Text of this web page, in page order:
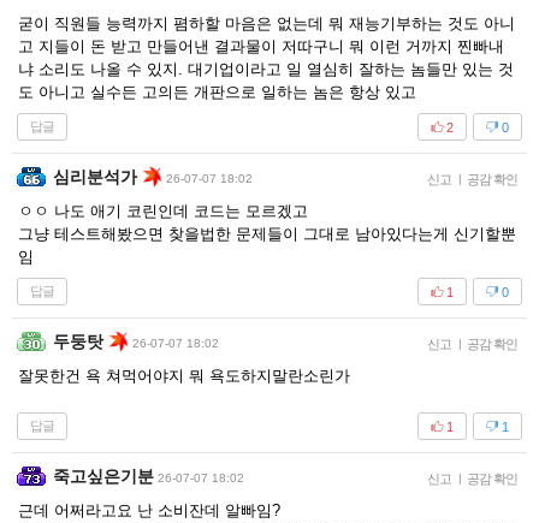
굳이 직원들 능력까지 폄하할 마음은 없는데 뭐 재능기부하는 것도 아니
고 지들이 돈 받고 만들어낸 결과물이 저따구니 뭐 이런 거까지 찐빠내
냐 소리도 나올 수 있지. 대기업이라고 일 열심히 잘하는 놈들만 있는 것
도 아니고 실수든 고의든 개판으로 일하는 놈은 항상 있고
답글 0
2
심리분석가 26-07-07 18:02 신고 | 공감 확인
ㅇㅇ 나도 애기 코린인데 코드는 모르겠고
그냥 테스트해봤으면 찾을법한 문제들이 그대로 남아있다는게 신기할뿐
임
답글 0
1
두둥탓 26-07-07 18:02 신고 | 공감 확인
잘못한건 욕 쳐먹어야지 뭐 욕도하지말란소린가
답글 1
1
죽고싶은기분 26-07-07 18:02 신고 | 공감 확인
근데 어쩌라고요 난 소비잔데 알빠임?